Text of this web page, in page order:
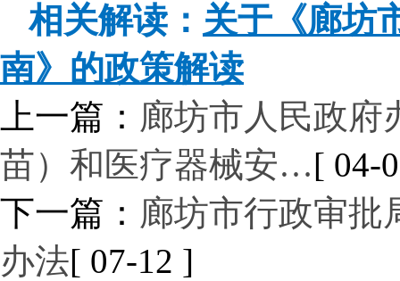
相关解读： 关于《廊坊
南》的政策解读
上一篇： 廊坊市人民政府
苗）和医疗器械安…[ 04-
下一篇： 廊坊市行政审批
办法[ 07-12 ]